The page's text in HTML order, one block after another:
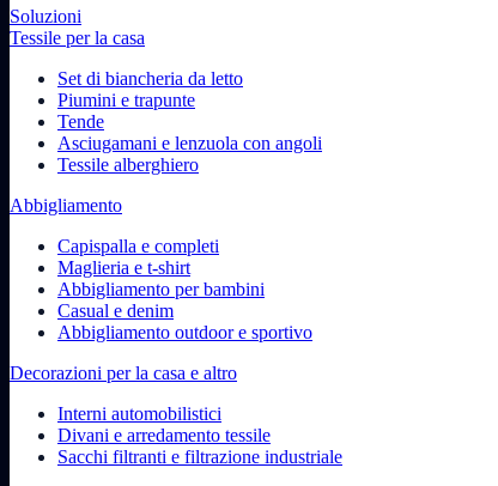
Soluzioni
Tessile per la casa
Set di biancheria da letto
Piumini e trapunte
Tende
Asciugamani e lenzuola con angoli
Tessile alberghiero
Abbigliamento
Capispalla e completi
Maglieria e t-shirt
Abbigliamento per bambini
Casual e denim
Abbigliamento outdoor e sportivo
Decorazioni per la casa e altro
Interni automobilistici
Divani e arredamento tessile
Sacchi filtranti e filtrazione industriale